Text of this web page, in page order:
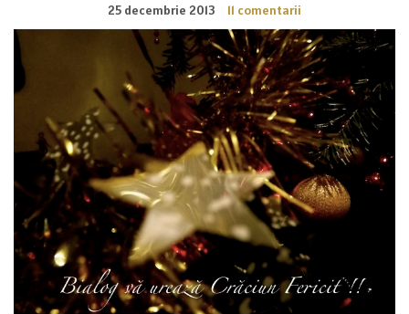
25 decembrie 2013 11 comentarii